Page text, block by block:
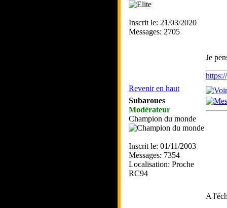
Inscrit le: 21/03/2020
Messages: 2705
Je
Revenir en haut
Subaroues
Modérateur
Champion du monde
Inscrit le: 01/11/2003
Messages: 7354
Localisation: Proche
RC94
A